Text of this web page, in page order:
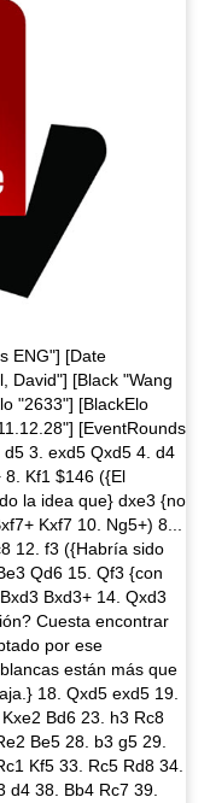
ENG"] [Date
David"] [Black "Wang
"2633"] [BlackElo
[EventRounds
3. exd5 Qxd5 4. d4
8. Kf1 $146 ({El
la idea que} dxe3 {no
Kxf7 10. Ng5+) 8...
12. f3 ({Habría sido
Qd6 15. Qf3 {con
Bxd3+ 14. Qxd3
Cuesta encontrar
por ese
están más que
18. Qxd5 exd5 19.
Bd6 23. h3 Rc8
Be5 28. b3 g5 29.
Kf5 33. Rc5 Rd8 34.
d4 38. Bb4 Rc7 39.